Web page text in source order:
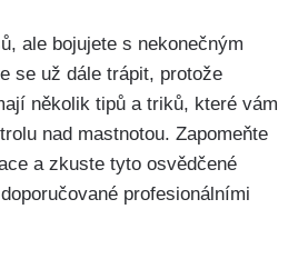
ale⁣ bojujete s nekonečným​
se už dále trápit, protože
několik tipů a triků, které​ vám
nad mastnotou. Zapomeňte
a‌ zkuste tyto osvědčené
‌profesionálními